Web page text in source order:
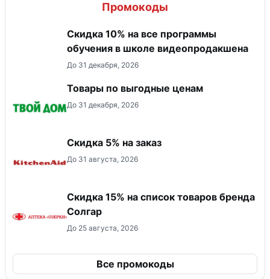
Промокоды
Скидка 10% на все программы
обучения в школе видеопродакшена
До 31 декабря, 2026
Товары по выгодные ценам
До 31 декабря, 2026
Скидка 5% на заказ
До 31 августа, 2026
Скидка 15% на список товаров бренда
Солгар
До 25 августа, 2026
Все промокоды